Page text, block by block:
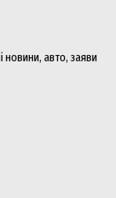
новини, авто, заяви